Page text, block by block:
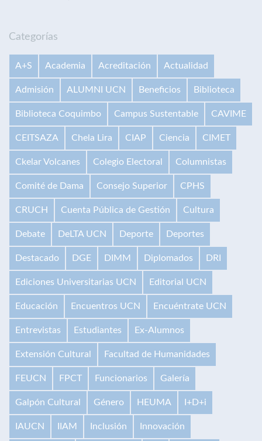
Categorías
A+S Academia Acreditación Actualidad
Admisión ALUMNI UCN Beneficios Biblioteca
Biblioteca Coquimbo Campus Sustentable CAVIME
CEITSAZA Chela Lira CIAP Ciencia CIMET
Ckelar Volcanes Colegio Electoral Columnistas
Comité de Dama Consejo Superior CPHS
CRUCH Cuenta Pública de Gestión Cultura
Debate DeLTA UCN Deporte Deportes
Destacado DGE DIMM Diplomados DRI
Ediciones Universitarias UCN Editorial UCN
Educación Encuentros UCN Encuéntrate UCN
Entrevistas Estudiantes Ex-Alumnos
Extensión Cultural Facultad de Humanidades
FEUCN FPCT Funcionarios Galería
Galpón Cultural Género HEUMA I+D+i
IAUCN IIAM Inclusión Innovación